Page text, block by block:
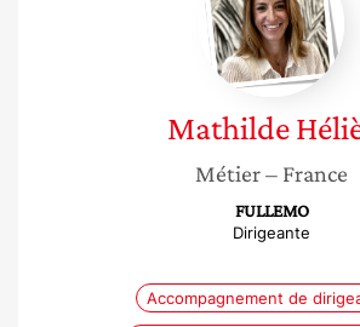
Mathilde
Métier– France
FULLEMO
Dirigeante
Accompagnement de